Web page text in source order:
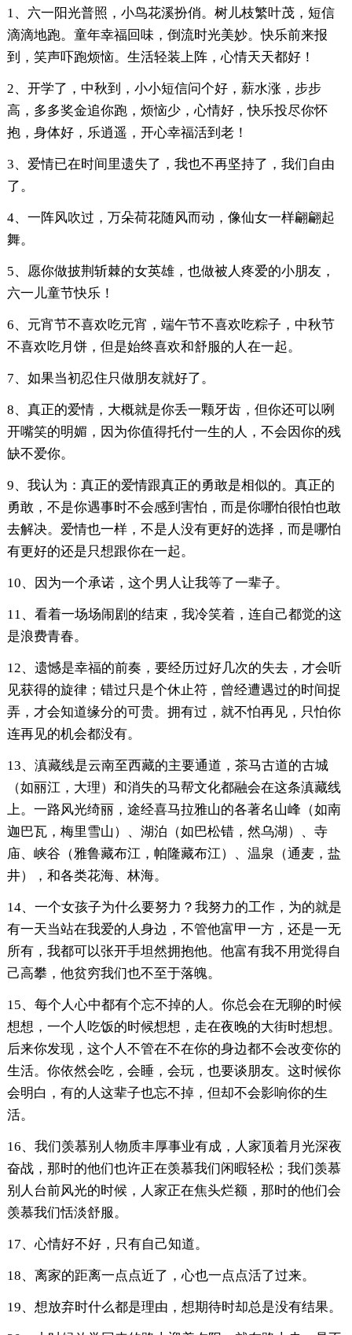
1、六一阳光普照，小鸟花溪扮俏。树儿枝繁叶茂，短信
滴滴地跑。童年幸福回味，倒流时光美妙。快乐前来报
到，笑声吓跑烦恼。生活轻装上阵，心情天天都好！
2、开学了，中秋到，小小短信问个好，薪水涨，步步
高，多多奖金追你跑，烦恼少，心情好，快乐投尽你怀
抱，身体好，乐逍遥，开心幸福活到老！
3、爱情已在时间里遗失了，我也不再坚持了，我们自由
了。
4、一阵风吹过，万朵荷花随风而动，像仙女一样翩翩起
舞。
5、愿你做披荆斩棘的女英雄，也做被人疼爱的小朋友，
六一儿童节快乐！
6、元宵节不喜欢吃元宵，端午节不喜欢吃粽子，中秋节
不喜欢吃月饼，但是始终喜欢和舒服的人在一起。
7、如果当初忍住只做朋友就好了。
8、真正的爱情，大概就是你丢一颗牙齿，但你还可以咧
开嘴笑的明媚，因为你值得托付一生的人，不会因你的残
缺不爱你。
9、我认为：真正的爱情跟真正的勇敢是相似的。真正的
勇敢，不是你遇事时不会感到害怕，而是你哪怕很怕也敢
去解决。爱情也一样，不是人没有更好的选择，而是哪怕
有更好的还是只想跟你在一起。
10、因为一个承诺，这个男人让我等了一辈子。
11、看着一场场闹剧的结束，我冷笑着，连自己都觉的这
是浪费青春。
12、遗憾是幸福的前奏，要经历过好几次的失去，才会听
见获得的旋律；错过只是个休止符，曾经遭遇过的时间捉
弄，才会知道缘分的可贵。拥有过，就不怕再见，只怕你
连再见的机会都没有。
13、滇藏线是云南至西藏的主要通道，茶马古道的古城
（如丽江，大理）和消失的马帮文化都融会在这条滇藏线
上。一路风光绮丽，途经喜马拉雅山的各著名山峰（如南
迦巴瓦，梅里雪山）、湖泊（如巴松错，然乌湖）、寺
庙、峡谷（雅鲁藏布江，帕隆藏布江）、温泉（通麦，盐
井），和各类花海、林海。
14、一个女孩子为什么要努力？我努力的工作，为的就是
有一天当站在我爱的人身边，不管他富甲一方，还是一无
所有，我都可以张开手坦然拥抱他。他富有我不用觉得自
己高攀，他贫穷我们也不至于落魄。
15、每个人心中都有个忘不掉的人。你总会在无聊的时候
想想，一个人吃饭的时候想想，走在夜晚的大街时想想。
后来你发现，这个人不管在不在你的身边都不会改变你的
生活。你依然会吃，会睡，会玩，也要谈朋友。这时候你
会明白，有的人这辈子也忘不掉，但却不会影响你的生
活。
16、我们羡慕别人物质丰厚事业有成，人家顶着月光深夜
奋战，那时的他们也许正在羡慕我们闲暇轻松；我们羡慕
别人台前风光的时候，人家正在焦头烂额，那时的他们会
羡慕我们恬淡舒服。
17、心情好不好，只有自己知道。
18、离家的距离一点点近了，心也一点点活了过来。
19、想放弃时什么都是理由，想期待时却总是没有结果。